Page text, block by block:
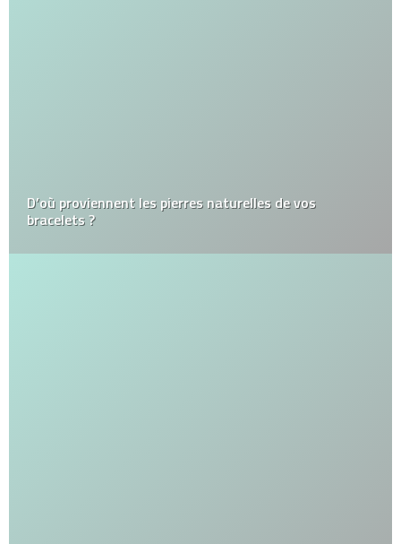
D’où proviennent les pierres naturelles de vos
bracelets ?